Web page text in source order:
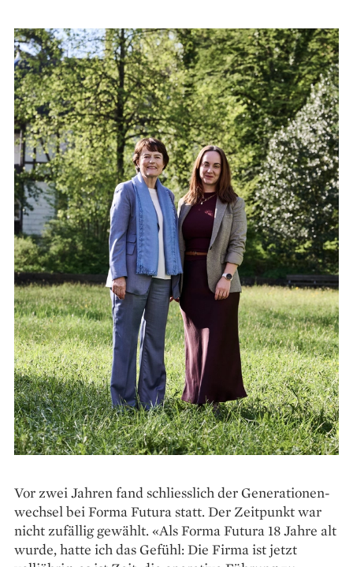
Vor zwei Jahren fand schliesslich der Generationen­
wechsel bei Forma Futura statt. Der Zeitpunkt war
nicht zufällig gewählt. «Als Forma Futura 18 Jahre alt
wurde, hatte ich das Gefühl: Die Firma ist jetzt